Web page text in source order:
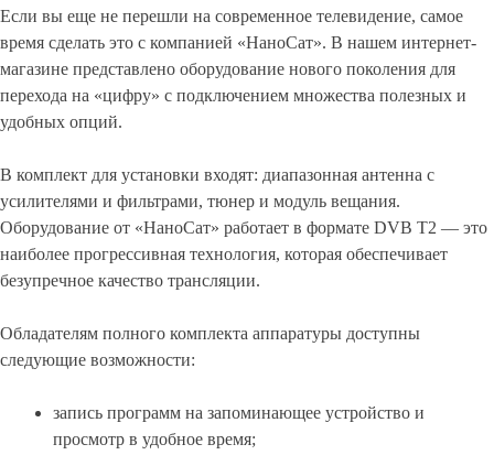
Если вы еще не перешли на современное телевидение, самое
время сделать это с компанией «НаноСат». В нашем интернет-
магазине представлено оборудование нового поколения для
перехода на «цифру» с подключением множества полезных и
удобных опций.
В комплект для установки входят: диапазонная антенна с
усилителями и фильтрами, тюнер и модуль вещания.
Оборудование от «НаноСат» работает в формате DVB T2 — это
наиболее прогрессивная технология, которая обеспечивает
безупречное качество трансляции.
Обладателям полного комплекта аппаратуры доступны
следующие возможности:
запись программ на запоминающее устройство и
просмотр в удобное время;